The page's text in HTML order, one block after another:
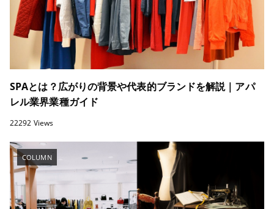
SPAとは？広がりの背景や代表的ブランドを解説｜アパ
レル業界業種ガイド
22292 Views
COLUMN